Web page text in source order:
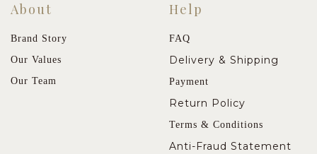
About
Brand Story
Our Values
Our Team
Help
FAQ
Delivery & Shipping
Payment
Return Policy
Terms & Conditions
Anti-Fraud Statement